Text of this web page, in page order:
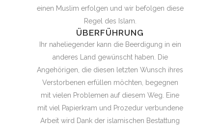
einen Muslim erfolgen und wir befolgen diese
Regel des Islam.
ÜBERFÜHRUNG
Ihr naheliegender kann die Beerdigung in ein
anderes Land gewünscht haben. Die
Angehörigen, die diesen letzten Wunsch ihres
Verstorbenen erfüllen möchten, begegnen
mit vielen Problemen auf diesem Weg. Eine
mit viel Papierkram und Prozedur verbundene
Arbeit wird Dank der islamischen Bestattung